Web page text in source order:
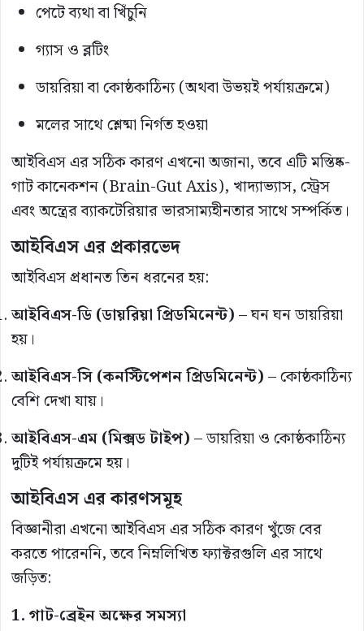
পেটে ব্যথা বা খিঁচুনি
গ্যাস ও ব্লটিং
ডায়রিয়া বা কোষ্ঠকাঠিন্য (অথবা উভয়ই পর্যায়ক্রমে)
মলের সাথে শ্লেষ্মা নির্গত হওয়া
আইবিএস এর সঠিক কারণ এখনো অজানা, তবে এটি মস্তিষ্ক-
গাট কানেকশন (Brain-Gut Axis), খাদ্যাভ্যাস, স্ট্রেস
এবং অন্ত্রের ব্যাকটেরিয়ার ভারসাম্যহীনতার সাথে সম্পর্কিত।
আইবিএস এর প্রকারভেদ
আইবিএস প্রধানত তিন ধরনের হয়:
আইবিএস-ডি (ডায়রিয়া প্রিডমিনেন্ট)– ঘন ঘন ডায়রিয়া
হয়।
আইবিএস-সি (কনস্টিপেশন প্রিডমিনেন্ট)– কোষ্ঠকাঠিন্য
বেশি দেখা যায়।
আইবিএস-এম (মিক্সড টাইপ)– ডায়রিয়া ও কোষ্ঠকাঠিন্য
দুটিই পর্যায়ক্রমে হয়।
আইবিএস এর কারণসমূহ
বিজ্ঞানীরা এখনো আইবিএস এর সঠিক কারণ খুঁজে বের
করতে পারেননি, তবে নিম্নলিখিত ফ্যাক্টরগুলি এর সাথে
জড়িত:
1. গাট-ব্রেইন অক্ষের সমস্যা